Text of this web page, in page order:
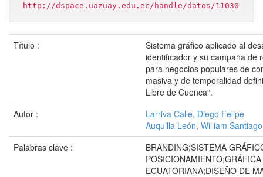
http://dspace.uazuay.edu.ec/handle/datos/11030
Título :
Sistema gráfico aplicado al
identificador y su campaña de
para negocios populares de
masiva y de temporalidad
Libre de Cuenca“.
Autor :
Larriva Calle, Diego Felipe
Auquilla León, William Santiago
Palabras clave :
BRANDING;SISTEMA
ECUATORIANA;DISEÑO DE